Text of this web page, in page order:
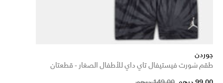
جوردن
طقم شورت فيستيفال تاي داي للأطفال الصغار - قطعتان